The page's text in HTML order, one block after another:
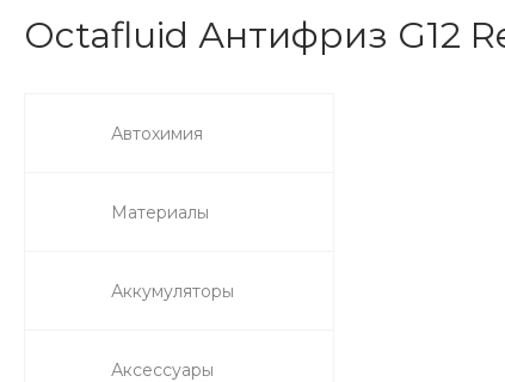
Octafluid Антифриз G12
Автохимия
Материалы
Аккумуляторы
Аксессуары